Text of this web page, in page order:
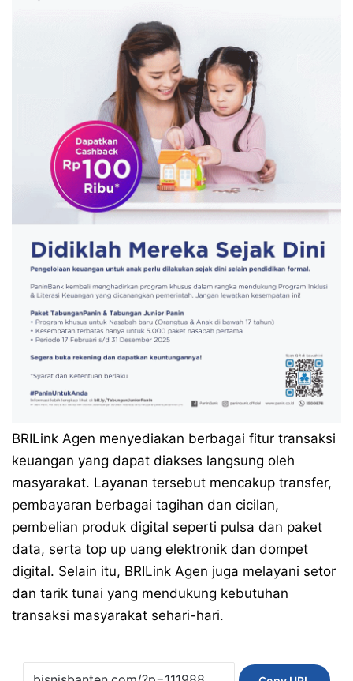
BRILink Agen menyediakan berbagai fitur transaksi
keuangan yang dapat diakses langsung oleh
masyarakat. Layanan tersebut mencakup transfer,
pembayaran berbagai tagihan dan cicilan,
pembelian produk digital seperti pulsa dan paket
data, serta top up uang elektronik dan dompet
digital. Selain itu, BRILink Agen juga melayani setor
dan tarik tunai yang mendukung kebutuhan
transaksi masyarakat sehari-hari.